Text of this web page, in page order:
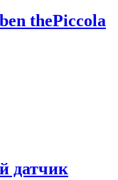
thePiccola
датчик